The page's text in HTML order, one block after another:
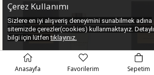
Çerez Kullanımı
Sizlere en iyi alışveriş deneyimini sunabilmek adına
sitemizde çerezler(cookies) kullanmaktayız. Detaylı
bilgi için lütfentıklayınız.
Anasayfa Favorilerim Sepetim